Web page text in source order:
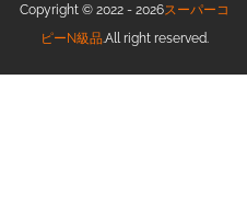
Copyright © 2022 - 2026スーパーコ
ピーN級品.All right reserved.